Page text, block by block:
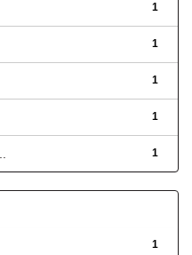
1
1
1
1
1
1